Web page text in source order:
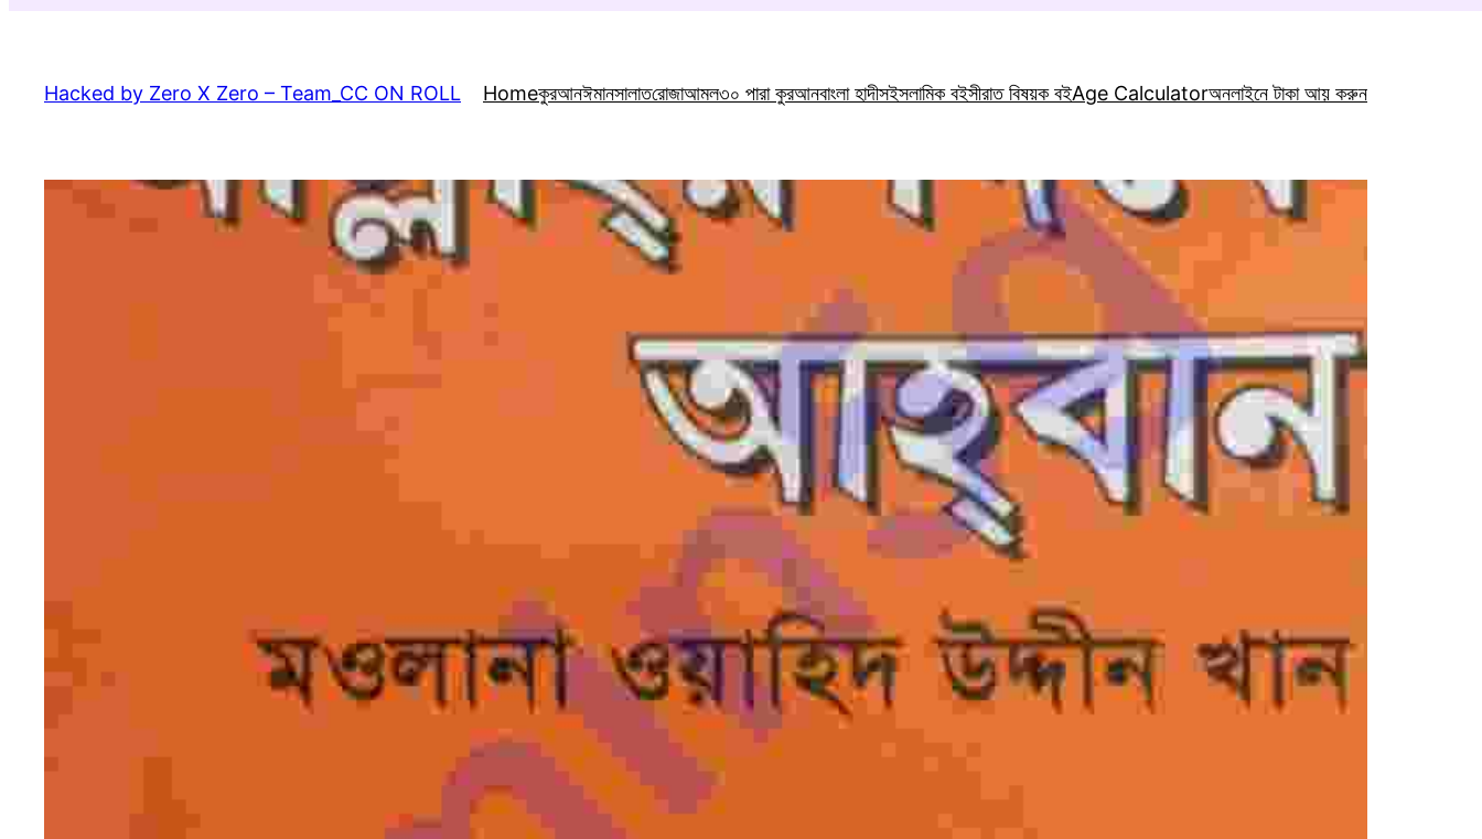
content
Hacked by Zero X Zero – Team_CC ON ROLL Homeকুরআনঈমানসালাতরোজাআমল৩০ পারা কুরআনবাংলা হাদীসইসলামিক বইসীরাত বিষয়ক বইAge Calculatorঅনলাইনে টাকা আয় করুন